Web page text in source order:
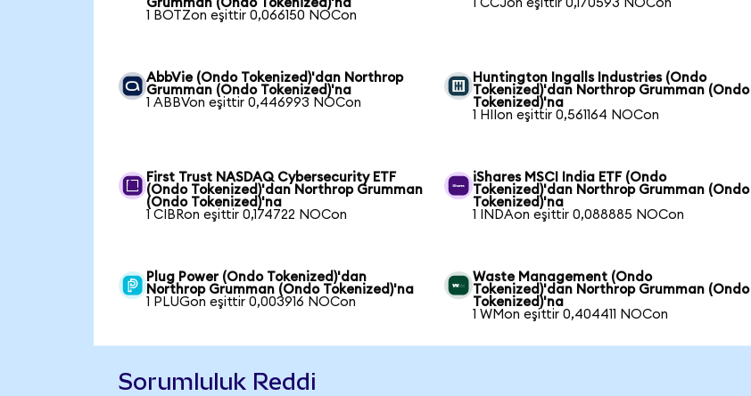
Grumman (Ondo Tokenized)'na
1 BOTZon eşittir 0,066150 NOCon
1 CCJon eşittir 0,170593 NOCon
AbbVie (Ondo Tokenized)'dan Northrop
Grumman (Ondo Tokenized)'na
1 ABBVon eşittir 0,446993 NOCon
Huntington Ingalls Industries (Ondo
Tokenized)'dan Northrop Grumman (Ondo
Tokenized)'na
1 HIIon eşittir 0,561164 NOCon
First Trust NASDAQ Cybersecurity ETF
(Ondo Tokenized)'dan Northrop Grumman
(Ondo Tokenized)'na
1 CIBRon eşittir 0,174722 NOCon
iShares MSCI India ETF (Ondo
Tokenized)'dan Northrop Grumman (Ondo
Tokenized)'na
1 INDAon eşittir 0,088885 NOCon
Plug Power (Ondo Tokenized)'dan
Northrop Grumman (Ondo Tokenized)'na
1 PLUGon eşittir 0,003916 NOCon
Waste Management (Ondo
Tokenized)'dan Northrop Grumman (Ondo
Tokenized)'na
1 WMon eşittir 0,404411 NOCon
Sorumluluk Reddi